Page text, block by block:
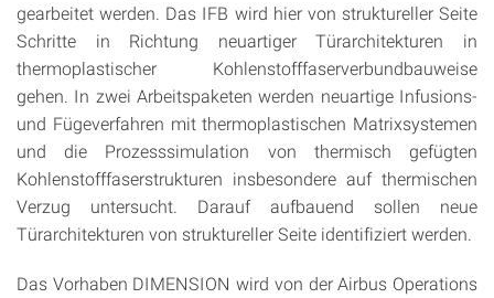
gearbeitet werden. Das IFB wird hier von struktureller Seite
Schritte in Richtung neuartiger Türarchitekturen in
thermoplastischer Kohlenstofffaserverbundbauweise
gehen. In zwei Arbeitspaketen werden neuartige Infusions-
und Fügeverfahren mit thermoplastischen Matrixsystemen
und die Prozesssimulation von thermisch gefügten
Kohlenstofffaserstrukturen insbesondere auf thermischen
Verzug untersucht. Darauf aufbauend sollen neue
Türarchitekturen von struktureller Seite identifiziert werden.
Das Vorhaben DIMENSION wird von der Airbus Operations